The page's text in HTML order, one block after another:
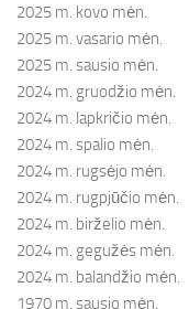
2025 m. kovo mėn.
2025 m. vasario mėn.
2025 m. sausio mėn.
2024 m. gruodžio mėn.
2024 m. lapkričio mėn.
2024 m. spalio mėn.
2024 m. rugsėjo mėn.
2024 m. rugpjūčio mėn.
2024 m. birželio mėn.
2024 m. gegužės mėn.
2024 m. balandžio mėn.
1970 m. sausio mėn.